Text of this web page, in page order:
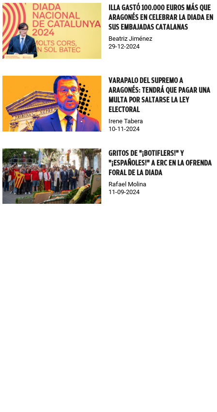
ILLA GASTÓ 100.000 EUROS MÁS QUE
ARAGONÉS EN CELEBRAR LA DIADA EN
SUS EMBAJADAS CATALANAS
Beatriz Jiménez
29-12-2024
VARAPALO DEL SUPREMO A
ARAGONÉS: TENDRÁ QUE PAGAR UNA
MULTA POR SALTARSE LA LEY
ELECTORAL
Irene Tabera
10-11-2024
GRITOS DE "¡BOTIFLERS!" Y
"¡ESPAÑOLES!" A ERC EN LA OFRENDA
FORAL DE LA DIADA
Rafael Molina
11-09-2024